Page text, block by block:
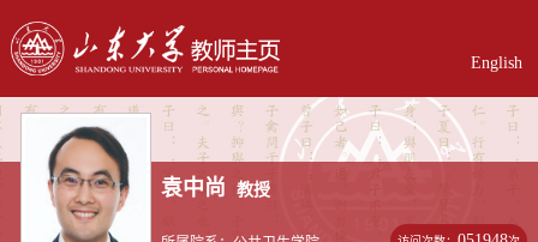
English
袁中尚 教授